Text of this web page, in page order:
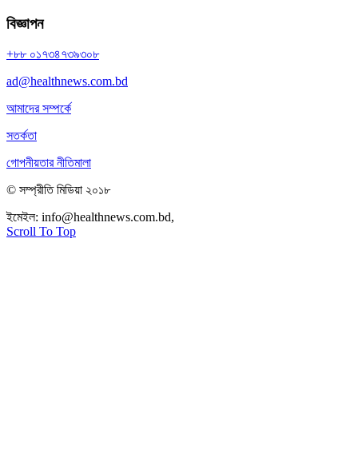
বিজ্ঞাপন
+৮৮ ০১৭৩৪৭৩৯৩০৮
ad@healthnews.com.bd
আমাদের সম্পর্কে
সতর্কতা
গোপনীয়তার নীতিমালা
© সম্প্রীতি মিডিয়া ২০১৮
ইমেইল: info@healthnews.com.bd,
Scroll To Top